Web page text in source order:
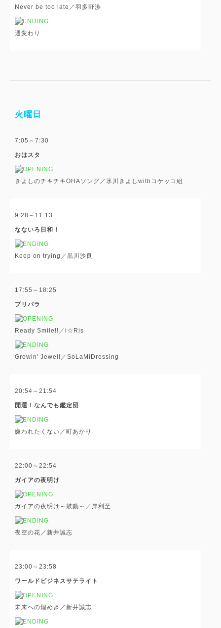
Never be too late／羽多野渉
週変わり
火曜日
7:05～7:30
おはスタ
きよしのチキチキOHAソング／氷川きよしwithコケッコ組
9:28～11:13
なないろ日和！
Keep on trying／黒川沙良
17:55～18:25
プリパラ
Ready Smile!!／i☆Ris
Growin' Jewel!／SoLaMiDressing
20:54～21:54
開運！なんでも鑑定団
嫌われたくない／町あかり
22:00～22:54
ガイアの夜明け
ガイアの夜明け～鼓動～／岸利至
夜空の花／新井誠志
23:00～23:58
ワールドビジネスサテライト
未来への煌めき／新井誠志